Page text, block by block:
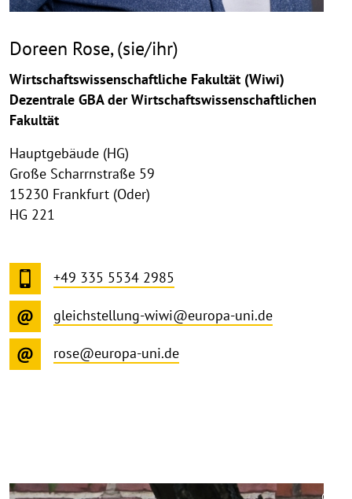
Doreen Rose, (sie/ihr)
Wirtschaftswissenschaftliche Fakultät (Wiwi)
Dezentrale GBA der Wirtschaftswissenschaftlichen
Fakultät
Hauptgebäude (HG)
Große Scharrnstraße 59
15230 Frankfurt (Oder)
HG 221
+49 335 5534 2985
gleichstellung-wiwi@europa-uni.de
rose@europa-uni.de